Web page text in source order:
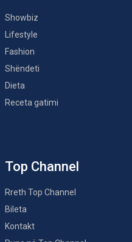
Showbiz
Lifestyle
Fashion
Shëndeti
Dieta
Receta gatimi
Top Channel
Rreth Top Channel
Bileta
Kontakt